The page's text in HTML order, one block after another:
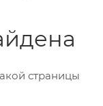
страницы